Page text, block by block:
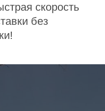
скорость
без